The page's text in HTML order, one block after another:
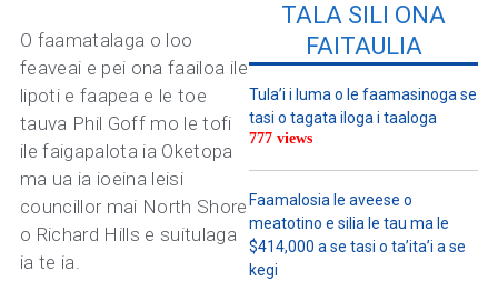
O faamatalaga o loo
feaveai e pei ona faailoa ile
lipoti e faapea e le toe
tauva Phil Goff mo le tofi
ile faigapalota ia Oketopa
ma ua ia ioeina leisi
councillor mai North Shore
o Richard Hills e suitulaga
ia te ia.
TALA SILI ONA
FAITAULIA
Tula’i i luma o le faamasinoga se
tasi o tagata iloga i taaloga
777 views
Faamalosia le aveese o
meatotino e silia le tau ma le
$414,000 a se tasi o ta’ita’i a se
kegi